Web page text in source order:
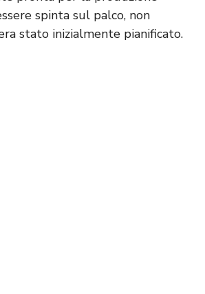
spinta sul palco, non
stato inizialmente pianificato.